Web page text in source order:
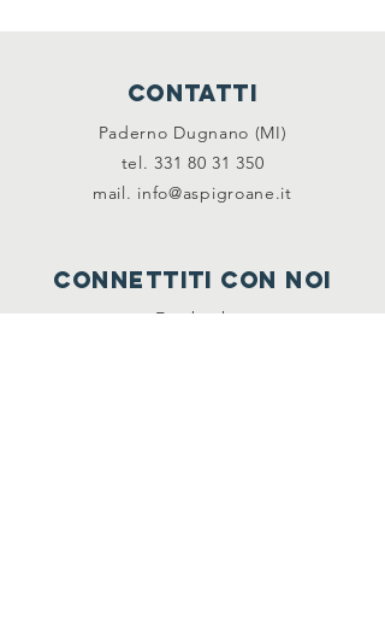
CONTATTI
Paderno Dugnano (MI)
tel. 331 80 31 350
mail. info@aspigroane.it
CONNETTITI CON NOI
Facebook